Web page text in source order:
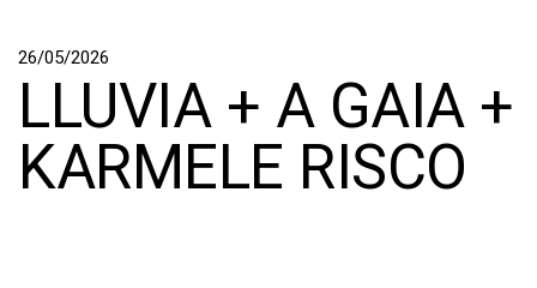
26/05/2026
LLUVIA + A GAIA +
KARMELE RISCO